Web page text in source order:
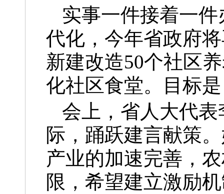
实事一件接着一
代化，今年省政府
新建改造50个社区
化社区食堂。目标
会上，省人大代
际，踊跃建言献策
产业的加速完善，
限，希望建立激励